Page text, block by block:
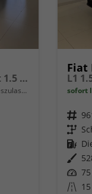
Länge XL Erhöhte Nutzlast 1.5 BlueHDi 96 kW (131 PS) Klimaanlage, Radio, DAB, Einparkhilfe hinten, Rückfahrkamera, Geschwindigkeitsbegrenzer, Verkehrsschilderkennung, 180° Heckflügeltür, Ersatzrad, Laderaumboden aus Gummibelag, uvm.
Fiat
sofort
Fahrzeugnr.
Getriebe
Kraftstoff
Außenfarbe
Leistung 75
Kilometerstand